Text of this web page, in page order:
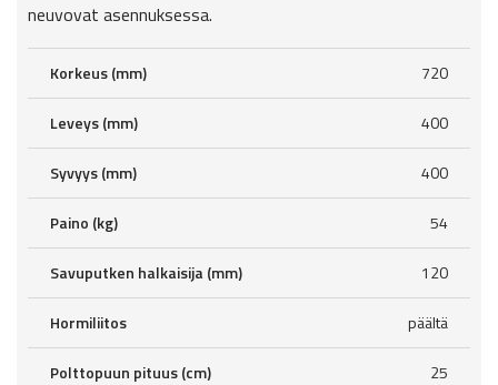
neuvovat asennuksessa.
Korkeus (mm) 720
Leveys (mm) 400
Syvyys (mm) 400
Paino (kg) 54
Savuputken halkaisija (mm) 120
Hormiliitos päältä
Polttopuun pituus (cm) 25